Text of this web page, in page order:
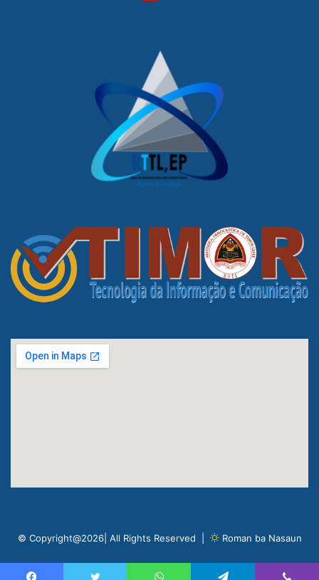
© Copyright@2026| All Rights Reserved | Roman ba Nasaun